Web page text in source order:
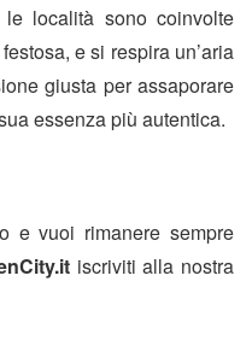
località sono coinvolte
e si respira un’aria
giusta per assaporare
essenza più autentica.
e vuoi rimanere sempre
iscriviti alla nostra